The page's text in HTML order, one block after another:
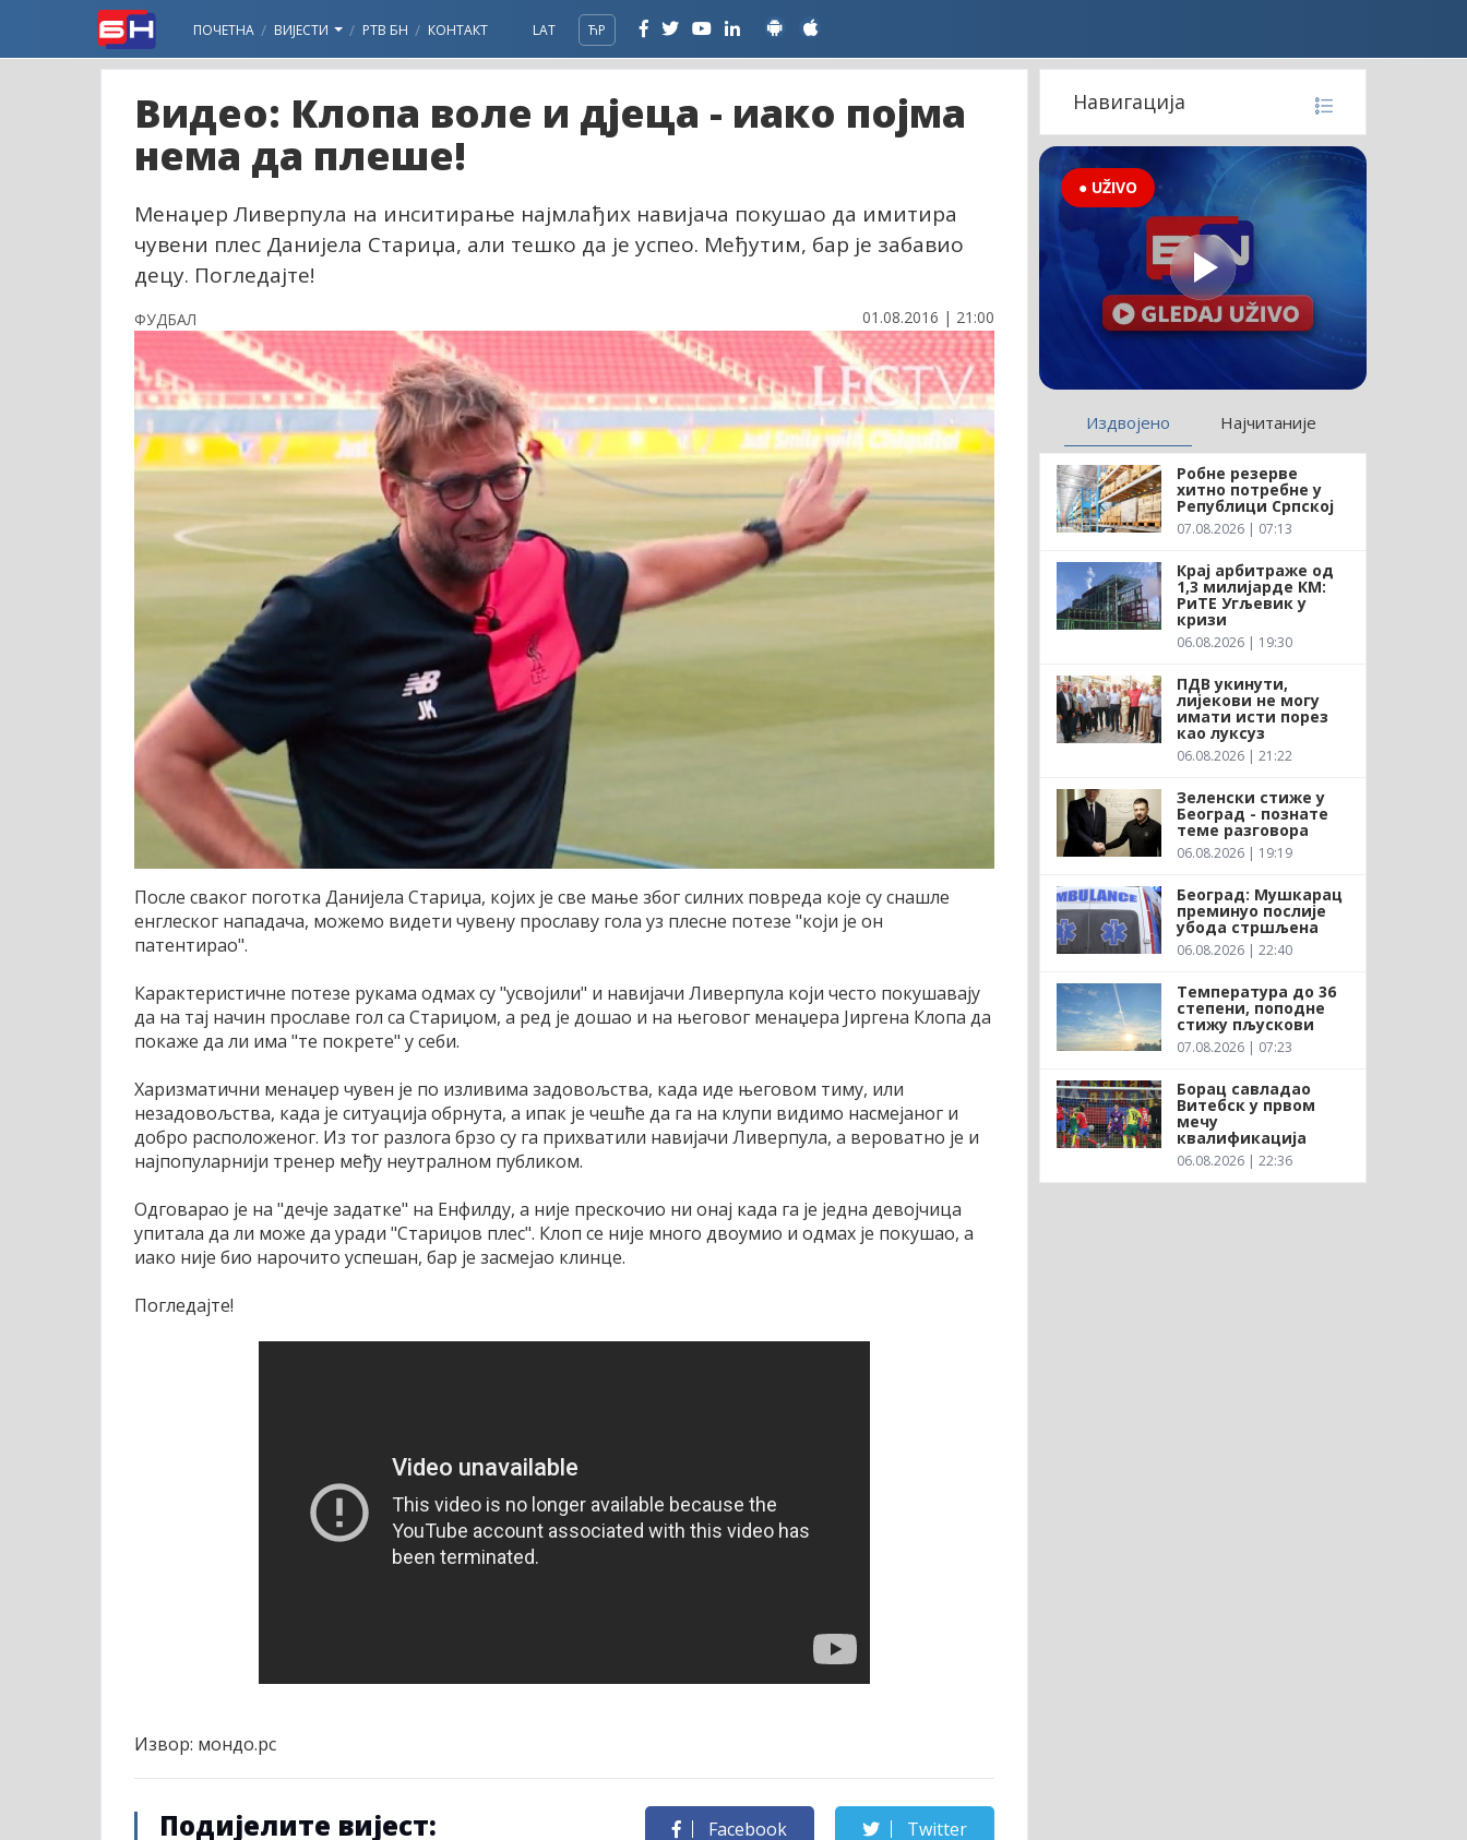
ПОЧЕТНА ВИЈЕСТИ РТВ БН КОНТАКТ LAT ЋР
Видео: Клопа воле и дјеца - иако појма
нема да плеше!
Менаџер Ливерпула на инситирање најмлађих навијача покушао да имитира
чувени плес Данијела Стариџа, али тешко да је успео. Међутим, бар је забавио
децу. Погледајте!
ФУДБАЛ 01.08.2016 | 21:00
После сваког поготка Данијела Стариџа, којих је све мање због силних повреда које су снашле
енглеског нападача, можемо видети чувену прославу гола уз плесне потезе "који је он
патентирао".
Карактеристичне потезе рукама одмах су "усвојили" и навијачи Ливерпула који често покушавају
да на тај начин прославе гол са Стариџом, а ред је дошао и на његовог менаџера Јиргена Клопа да
покаже да ли има "те покрете" у себи.
Харизматични менаџер чувен је по изливима задовољства, када иде његовом тиму, или
незадовољства, када је ситуација обрнута, а ипак је чешће да га на клупи видимо насмејаног и
добро расположеног. Из тог разлога брзо су га прихватили навијачи Ливерпула, а вероватно је и
најпопуларнији тренер међу неутралном публиком.
Одговарао је на "дечје задатке" на Енфилду, а није прескочио ни онај када га је једна девојчица
упитала да ли може да уради "Стариџов плес". Клоп се није много двоумио и одмах је покушао, а
иако није био нарочито успешан, бар је засмејао клинце.
Погледајте!
Извор: мондо.рс
Подијелите вијест: Facebook Twitter
Навигација
● UŽIVO
Издвојено Најчитаније
Робне резерве
хитно потребне у
Републици Српској
07.08.2026 | 07:13
Крај арбитраже од
1,3 милијарде КМ:
РиТЕ Угљевик у
кризи
06.08.2026 | 19:30
ПДВ укинути,
лијекови не могу
имати исти порез
као луксуз
06.08.2026 | 21:22
Зеленски стиже у
Београд - познате
теме разговора
06.08.2026 | 19:19
Београд: Мушкарац
преминуо послије
убода стршљена
06.08.2026 | 22:40
Температура до 36
степени, поподне
стижу пљускови
07.08.2026 | 07:23
Борац савладао
Витебск у првом
мечу
квалификација
06.08.2026 | 22:36